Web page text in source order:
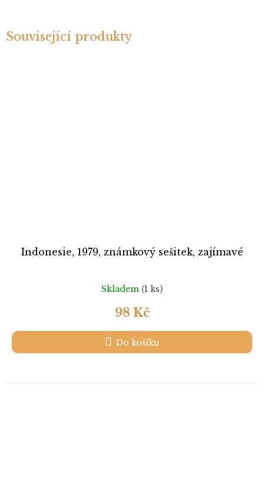
Související produkty
Indonesie, 1979, známkový sešitek, zajímavé
Skladem (1 ks)
98 Kč
Do košíku